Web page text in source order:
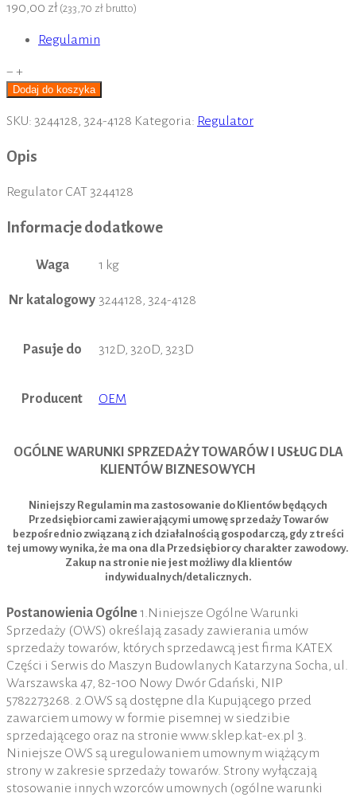
190,00 zł (233,70 zł brutto)
Regulamin
− ilość
Regulator
3244128
+
Dodaj do koszyka
SKU: 3244128, 324-4128 Kategoria: Regulator
Opis
Regulator CAT 3244128
Informacje dodatkowe
Waga 1 kg
Nr katalogowy 3244128, 324-4128
Pasuje do 312D, 320D, 323D
Producent OEM
OGÓLNE WARUNKI SPRZEDAŻY TOWARÓW I USŁUG DLA
KLIENTÓW BIZNESOWYCH
Niniejszy Regulamin ma zastosowanie do Klientów będących
Przedsiębiorcami zawierającymi umowę sprzedaży Towarów
bezpośrednio związaną z ich działalnością gospodarczą, gdy z treści
tej umowy wynika, że ma ona dla Przedsiębiorcy charakter zawodowy.
Zakup na stronie nie jest możliwy dla klientów
indywidualnych/detalicznych.
Postanowienia Ogólne1.Niniejsze Ogólne Warunki
Sprzedaży (OWS) określają zasady zawierania umów
sprzedaży towarów, których sprzedawcą jest firma KATEX
Części i Serwis do Maszyn Budowlanych Katarzyna Socha, ul.
Warszawska 47, 82-100 Nowy Dwór Gdański, NIP
5782273268. 2.OWS są dostępne dla Kupującego przed
zawarciem umowy w formie pisemnej w siedzibie
sprzedającego oraz na stronie www.sklep.kat-ex.pl 3.
Niniejsze OWS są uregulowaniem umownym wiążącym
strony w zakresie sprzedaży towarów. Strony wyłączają
stosowanie innych wzorców umownych (ogólne warunki